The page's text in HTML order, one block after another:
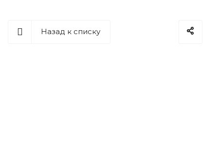
Назад к списку